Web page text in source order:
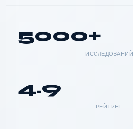
5000+
ИССЛЕДОВАНИЙ
4.9
РЕЙТИНГ